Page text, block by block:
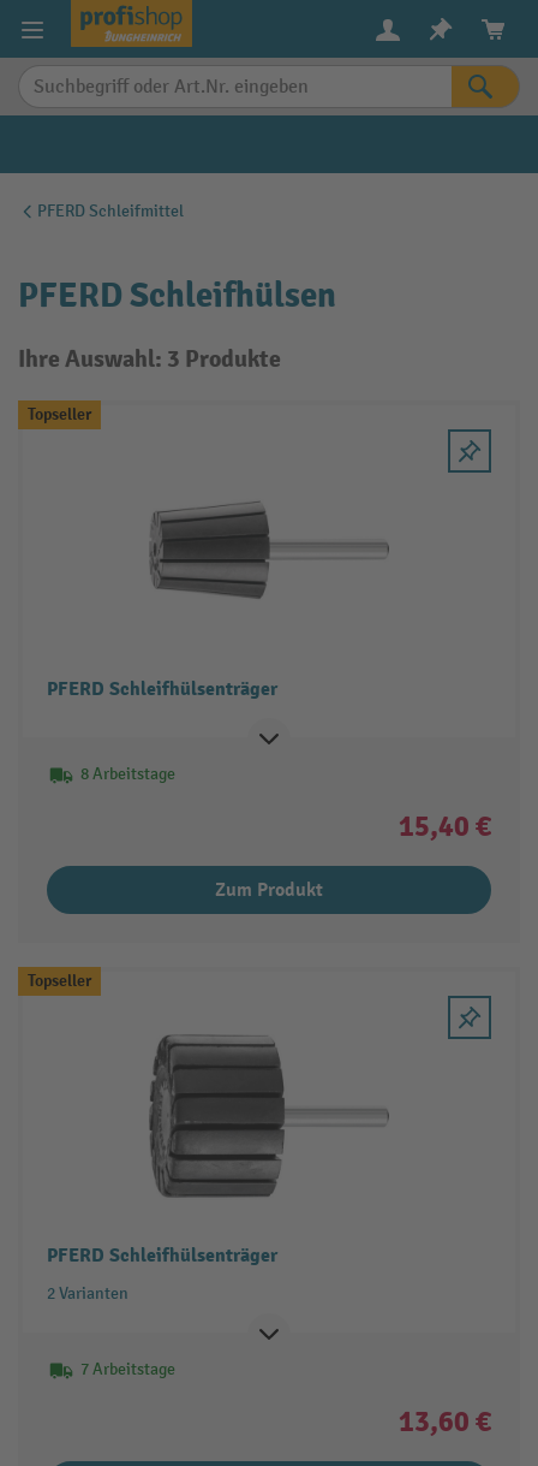
springen
PFERD Schleifmittel
PFERD Schleifhülsen
Ihre Auswahl: 3 Produkte
Topseller
PFERD Schleifhülsenträger
8 Arbeitstage
15,40 €
Zum Produkt
Topseller
PFERD Schleifhülsenträger
2 Varianten
7 Arbeitstage
13,60 €